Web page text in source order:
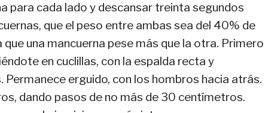
para cada lado y descansar treinta segundos
que el peso entre ambas sea del 40% de
una mancuerna pese más que la otra. Primero
en cuclillas, con la espalda recta y
erguido, con los hombros hacia atrás.
dando pasos de no más de 30 centímetros.